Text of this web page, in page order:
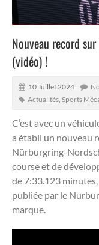
Nouveau record
(vidéo) !
10 Juillet 2024
Actualités Sports
C’est avec un
a établi un nouveau
Nürburgring-
course et de
de 7:33.123 minutes,
publiée par le
marque.